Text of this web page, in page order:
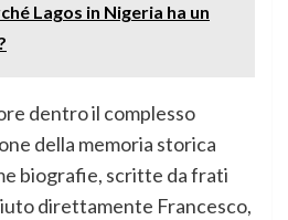
Lagos in Nigeria ha un
dentro il complesso
della memoria storica
biografie, scritte da frati
direttamente Francesco,